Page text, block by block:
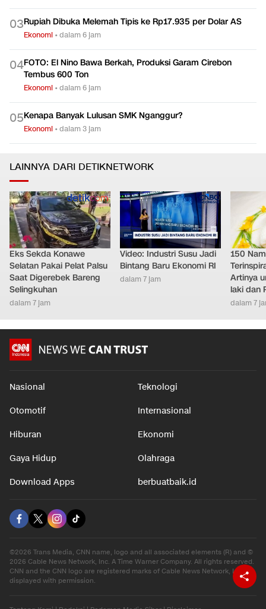
03Rupiah Dibuka Melemah Tipis ke Rp17.935 per Dolar AS
Ekonomi •dalam 6 jam
04FOTO: El Nino Bawa Berkah, Produksi Garam Cirebon
Tembus 600 Ton
Ekonomi •dalam 6 jam
05Kenapa Banyak Lulusan SMK Nganggur?
Ekonomi •dalam 3 jam
LAINNYA DARI DETIKNETWORK
Eks Sekda Konawe
Selatan Pakai Pelat Palsu
Saat Digerebek Bareng
Selingkuhan
dalam 7 jam
Video: Industri Susu Jadi
Bintang Baru Ekonomi RI
dalam 7 jam
150
Artinya
laki dan
dalam 7
Nasional Teknologi
Otomotif Internasional
Hiburan Ekonomi
Gaya Hidup Olahraga
Download Apps berbuatbaik.id
©2026 Trans Media, CNN name, logo and all associated elements (R) and ©
2026 Cable News Network, Inc. A Time Warner Company. All rights reserved.
CNN and the CNN logo are registered marks of Cable News Network, Inc.,
displayed with permission.